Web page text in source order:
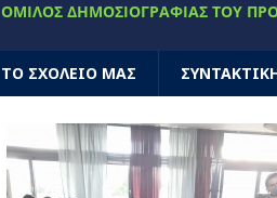
ΟΜΙΛΟΣ ΔΗΜΟΣΙΟΓΡΑΦΊΑΣ ΤΟΥ
ΤΟ ΣΧΟΛΕΙΟ ΜΑΣ